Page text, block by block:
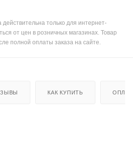
только для интернет-
от цен в розничных магазинах. Товар
полной оплаты заказа на сайте.
КАК КУПИТЬ